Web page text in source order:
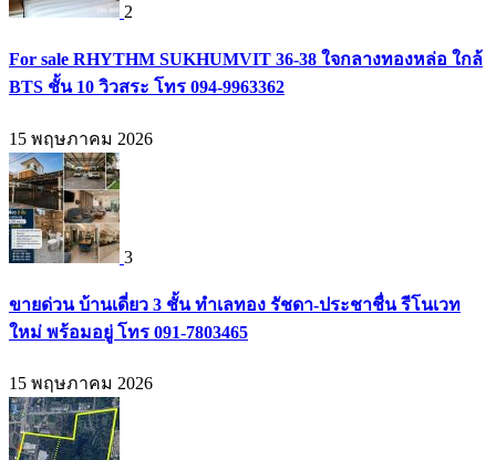
2
For sale RHYTHM SUKHUMVIT 36-38 ใจกลางทองหล่อ ใกล้
BTS ชั้น 10 วิวสระ โทร 094-9963362
15 พฤษภาคม 2026
3
ขายด่วน บ้านเดี่ยว 3 ชั้น ทำเลทอง รัชดา-ประชาชื่น รีโนเวท
ใหม่ พร้อมอยู่ โทร 091-7803465
15 พฤษภาคม 2026